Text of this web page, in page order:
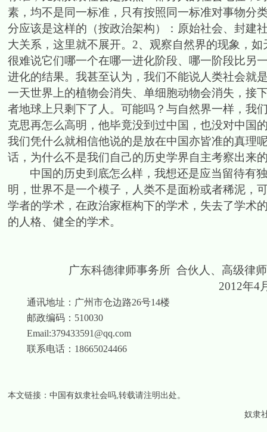
素，均不是同一标准，只有按照同一标准对事物分
分应该是这样的（按政治架构）：原始社会、封建
大关系，这里就不展开。 2、观察自然界的现象，
很难说它们哪一个在哪一进化阶段、哪一阶段比另
进化的结果。我甚至认为，我们不能说人类社会就
一天世界上的植物会消失、单细胞动物会消失，
者地球上只剩下了人。可能吗？与自然界一样，我
克思再怎么高明，他毕竟没到过中国，也没对中国
我们凭什么就相信他说的是放在中国亦皆准的真理
话，为什么不是我们自己的历史学界自主考察出来
中国的历史到底怎么样，我想还是应当留待有
明，世界不是一个模子，人类不是面粉或者稀泥，
学者的学术，在政治家框构下的学术，失去了学术
的人格、健全的学术。
广东科德律师事务所 合伙人、高级律师
2012年4
通讯地址：广州市仓边路26号14楼
邮政编码： 510030
Email:379433591@qq.com
联系电话： 18665024466
本文链接： 中国有奴隶社会吗,转载请注明出处。
奴隶